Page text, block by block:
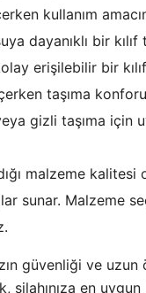
kullanım
dayanıklı bir
erişilebilir bir
taşıma
gizli taşıma için
malzeme
sunar. Malzeme
güvenliği ve
en uygun